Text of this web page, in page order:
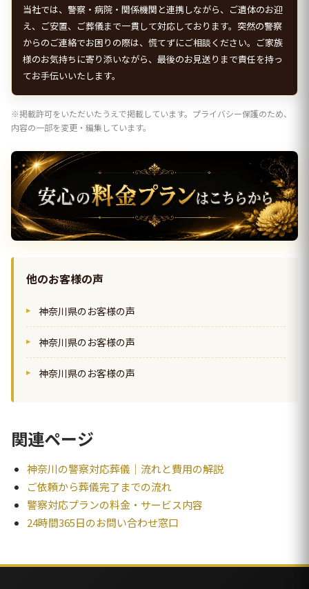
当社では、警察・病院・関係機関と連携しながら、ご遺体のお迎
え、ご安置、ご葬儀まで一貫して対応しております。突然の警察
からのご連絡でお困りの際は、慌てずにご相談ください。ご家族
様のお気持ちに寄り添いながら、最後のお見送りまで責任を持っ
てお手伝いいたします。
※掲載許可をいただいたうえで掲載しています。プライバシー保護のため、
内容の一部を変更・編集しています。
他のお客様の声
神奈川県のお客様の声
神奈川県のお客様の声
神奈川県のお客様の声
関連ページ
神奈川の警察対応葬儀｜流れと費用の解説
ご依頼から葬儀完了までの流れ
警察対応プランの料金・サービス内容
24時間365日のお問い合わせ窓口